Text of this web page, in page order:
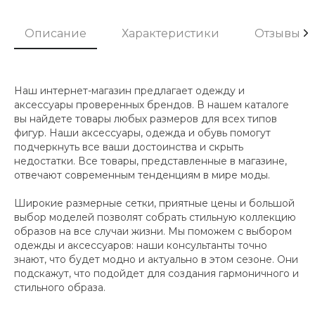
Описание Характеристики Отзывы
Наш интернет-магазин предлагает одежду и
аксессуары проверенных брендов. В нашем каталоге
вы найдете товары любых размеров для всех типов
фигур. Наши аксессуары, одежда и обувь помогут
подчеркнуть все ваши достоинства и скрыть
недостатки. Все товары, представленные в магазине,
отвечают современным тенденциям в мире моды.
Широкие размерные сетки, приятные цены и большой
выбор моделей позволят собрать стильную коллекцию
образов на все случаи жизни. Мы поможем с выбором
одежды и аксессуаров: наши консультанты точно
знают, что будет модно и актуально в этом сезоне. Они
подскажут, что подойдет для создания гармоничного и
стильного образа.